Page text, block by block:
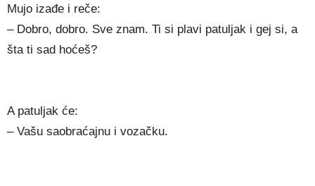
Mujo izađe i reče:
– Dobro, dobro. Sve znam. Ti si plavi patuljak i gej si, a
šta ti sad hoćeš?
A patuljak će:
– Vašu saobraćajnu i vozačku.